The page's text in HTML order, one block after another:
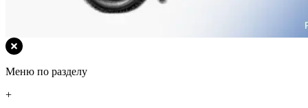
Меню по разделу
+